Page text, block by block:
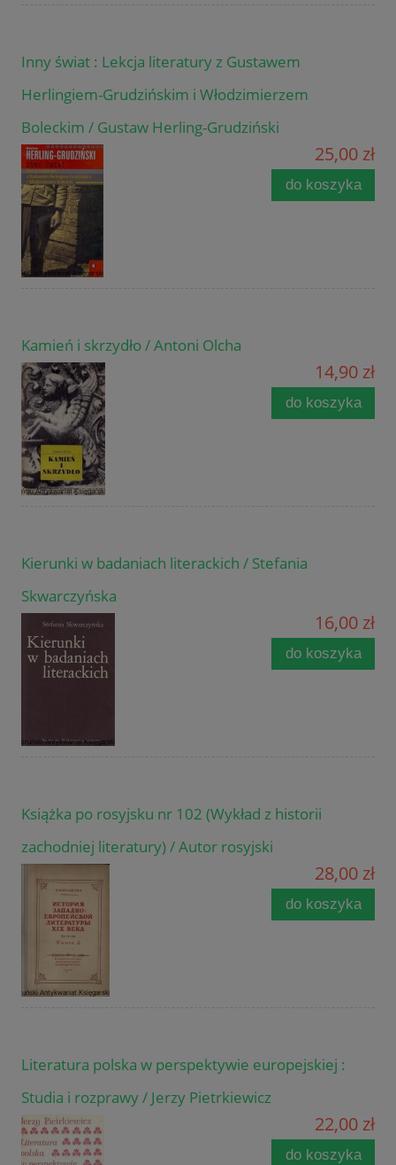
Inny świat : Lekcja literatury z Gustawem
Herlingiem-Grudzińskim i Włodzimierzem
Boleckim / Gustaw Herling-Grudziński
25,00 zł
do koszyka
Kamień i skrzydło / Antoni Olcha
14,90 zł
do koszyka
Kierunki w badaniach literackich / Stefania
Skwarczyńska
16,00 zł
do koszyka
Książka po rosyjsku nr 102 (Wykład z historii
zachodniej literatury) / Autor rosyjski
28,00 zł
do koszyka
Literatura polska w perspektywie europejskiej :
Studia i rozprawy / Jerzy Pietrkiewicz
22,00 zł
do koszyka